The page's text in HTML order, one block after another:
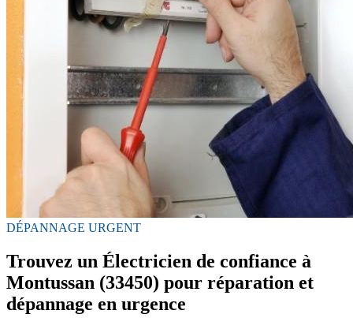
DÉPANNAGE URGENT
Trouvez un Électricien de confiance à
Montussan (33450) pour réparation et
dépannage en urgence